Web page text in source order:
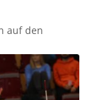
auf den